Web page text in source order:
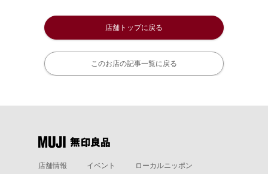
店舗トップに戻る
このお店の記事一覧に戻る
店舗情報 イベント
ローカルニッポン